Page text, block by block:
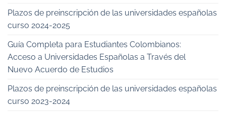
Plazos de preinscripción de las universidades españolas
curso 2024-2025
Guía Completa para Estudiantes Colombianos:
Acceso a Universidades Españolas a Través del
Nuevo Acuerdo de Estudios
Plazos de preinscripción de las universidades españolas
curso 2023-2024